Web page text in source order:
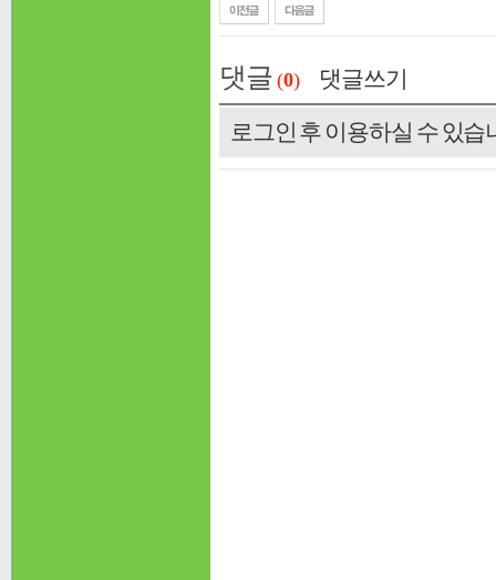
댓글(0)
댓글쓰기
로그인 후 이용하실 수 있